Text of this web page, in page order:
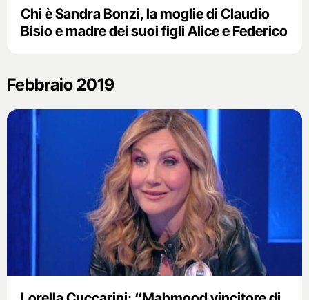
Chi è Sandra Bonzi, la moglie di Claudio
Bisio e madre dei suoi figli Alice e Federico
Febbraio 2019